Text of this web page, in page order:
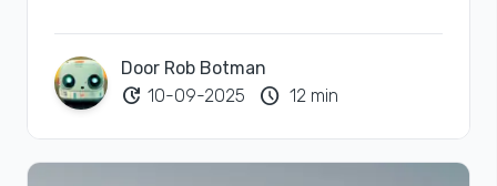
Door Rob Botman
update 10-09-2025 schedule 12 min